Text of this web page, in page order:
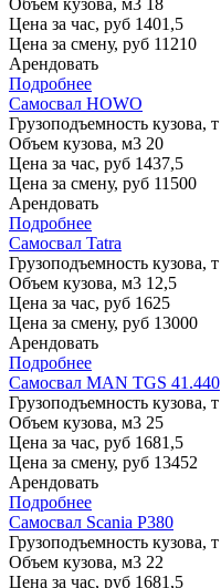
Цена за час, руб 1401,5
Цена за смену, руб 11210
Арендовать
Подробнее
Самосвал HOWO
Грузоподъемность кузова, т
Объем кузова, м3 20
Цена за час, руб 1437,5
Цена за смену, руб 11500
Арендовать
Подробнее
Самосвал Tatra
Грузоподъемность кузова, т
Объем кузова, м3 12,5
Цена за час, руб 1625
Цена за смену, руб 13000
Арендовать
Подробнее
Самосвал MAN TGS 41.440
Грузоподъемность кузова, т
Объем кузова, м3 25
Цена за час, руб 1681,5
Цена за смену, руб 13452
Арендовать
Подробнее
Самосвал Scania P380
Грузоподъемность кузова, т
Объем кузова, м3 22
Цена за час, руб 1681,5